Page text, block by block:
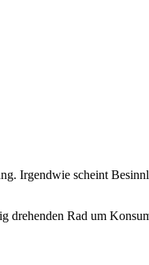
Irgendwie scheint
drehenden Rad um